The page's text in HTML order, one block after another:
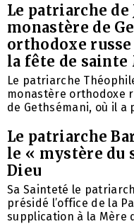
Le patriarche
monastère de
orthodoxe
la fête de
Le patriarche
monastère orthodoxe
de Gethsémani, où il a
Le patriarche
le « mystère du
Dieu
Sa Sainteté le
présidé l’office de la
supplication à la Mère